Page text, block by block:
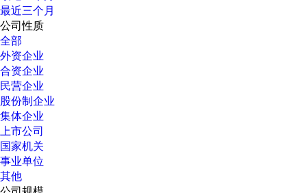
最近三个月
公司性质
全部
外资企业
合资企业
民营企业
股份制企业
集体企业
上市公司
国家机关
事业单位
其他